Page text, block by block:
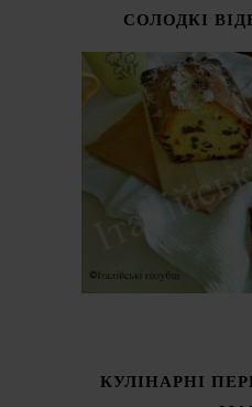
СОЛОДКІ
КУЛІНАРНІ